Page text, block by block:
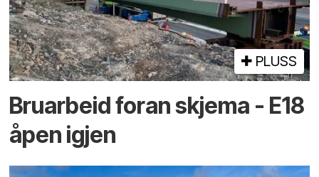
PLUSS
Bruarbeid foran skjema - E18
åpen igjen